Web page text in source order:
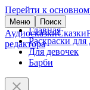
Перейти к
Меню Поиск
АудиосказкиСказки
редактора
Главная
Раскраски для
Для девочек
Барби